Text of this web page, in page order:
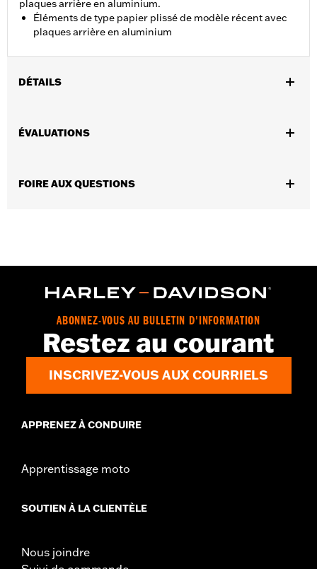
plaques arrière en aluminium.
Éléments de type papier plissé de modèle récent avec
plaques arrière en aluminium
DÉTAILS
Vendues en unités:
d.com/warrantypour obtenir tous les détails
ÉVALUATIONS
FOIRE AUX QUESTIONS
ABONNEZ-VOUS AU BULLETIN D'INFORMATION
Restez au courant
INSCRIVEZ-VOUS AUX COURRIELS
APPRENEZ À CONDUIRE
Apprentissage moto
SOUTIEN À LA CLIENTÈLE
Nous joindre